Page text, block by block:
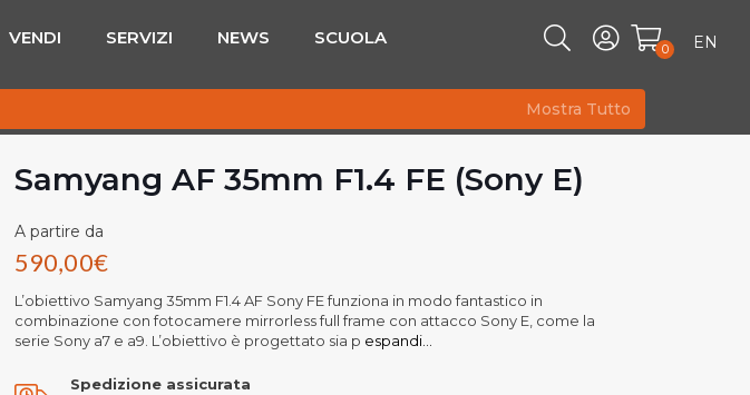
VENDI SERVIZI NEWS SCUOLA
0 EN
Mostra Tutto
Samyang AF 35mm F1.4 FE (Sony E)
A partire da
590,00€
L’obiettivo Samyang 35mm F1.4 AF Sony FE funziona in modo fantastico in
combinazione con fotocamere mirrorless full frame con attacco Sony E, come la
serie Sony a7 e a9. L’obiettivo è progettato sia p espandi...
Spedizione assicurata